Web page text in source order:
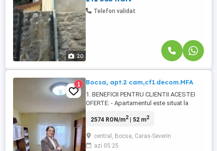
20
Telefon validat
1 Bocsa, apt.2 cam,cf1.decom.MFA
1. BENEFICII PENTRU CLIENTII ACESTEI
OFERTE: - Apartamentul este situat la
inaltime, P+4 etj., confort 1, decomandat,
luminoase, (sufragerie si un dormitor), 1
bucatarie generoasa, mobilata si cu
2574 RON/m2| 52 m2
central, Bocsa, Caras-Severin
azi 05:25